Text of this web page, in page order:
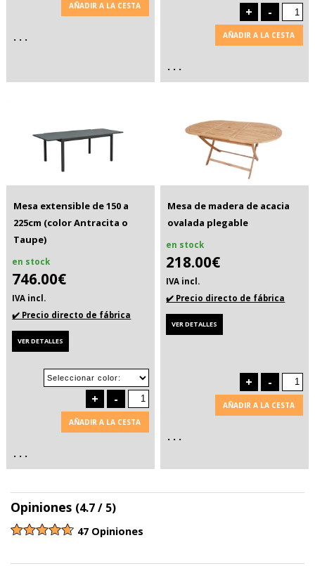
AÑADIR A LA CESTA
. . .
+ -
AÑADIR A LA CESTA
. . .
Mesa extensible de 150 a
225cm (color Antracita o
Taupe)
en stock
746.00€
IVA incl.
✔️ Precio directo de fábrica
VER DETALLES
+ -
AÑADIR A LA CESTA
. . .
Mesa de madera de acacia
ovalada plegable
en stock
218.00€
IVA incl.
✔️ Precio directo de fábrica
VER DETALLES
+ -
AÑADIR A LA CESTA
. . .
Opiniones (4.7 / 5)
47 Opiniones